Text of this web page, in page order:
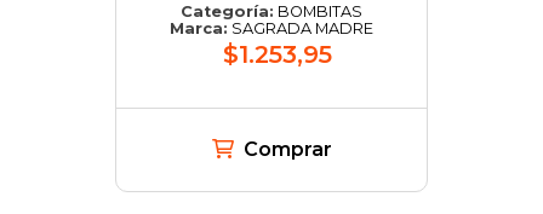
Categoría: BOMBITAS
Marca: SAGRADA MADRE
$1.253,95
Comprar